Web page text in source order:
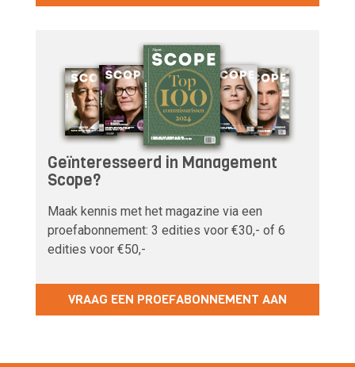
Geïnteresseerd in Management
Scope?
Maak kennis met het magazine via een
proefabonnement: 3 edities voor €30,- of 6
edities voor €50,-
VRAAG EEN PROEFABONNEMENT AAN